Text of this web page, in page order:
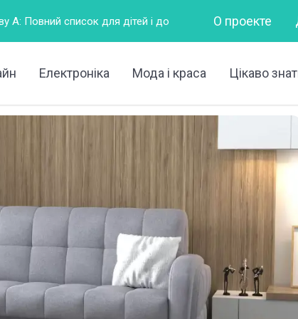
для дітей і дорослих Горизонтально – це як?
О проекте
Електроніка Мода і краса Цікаво